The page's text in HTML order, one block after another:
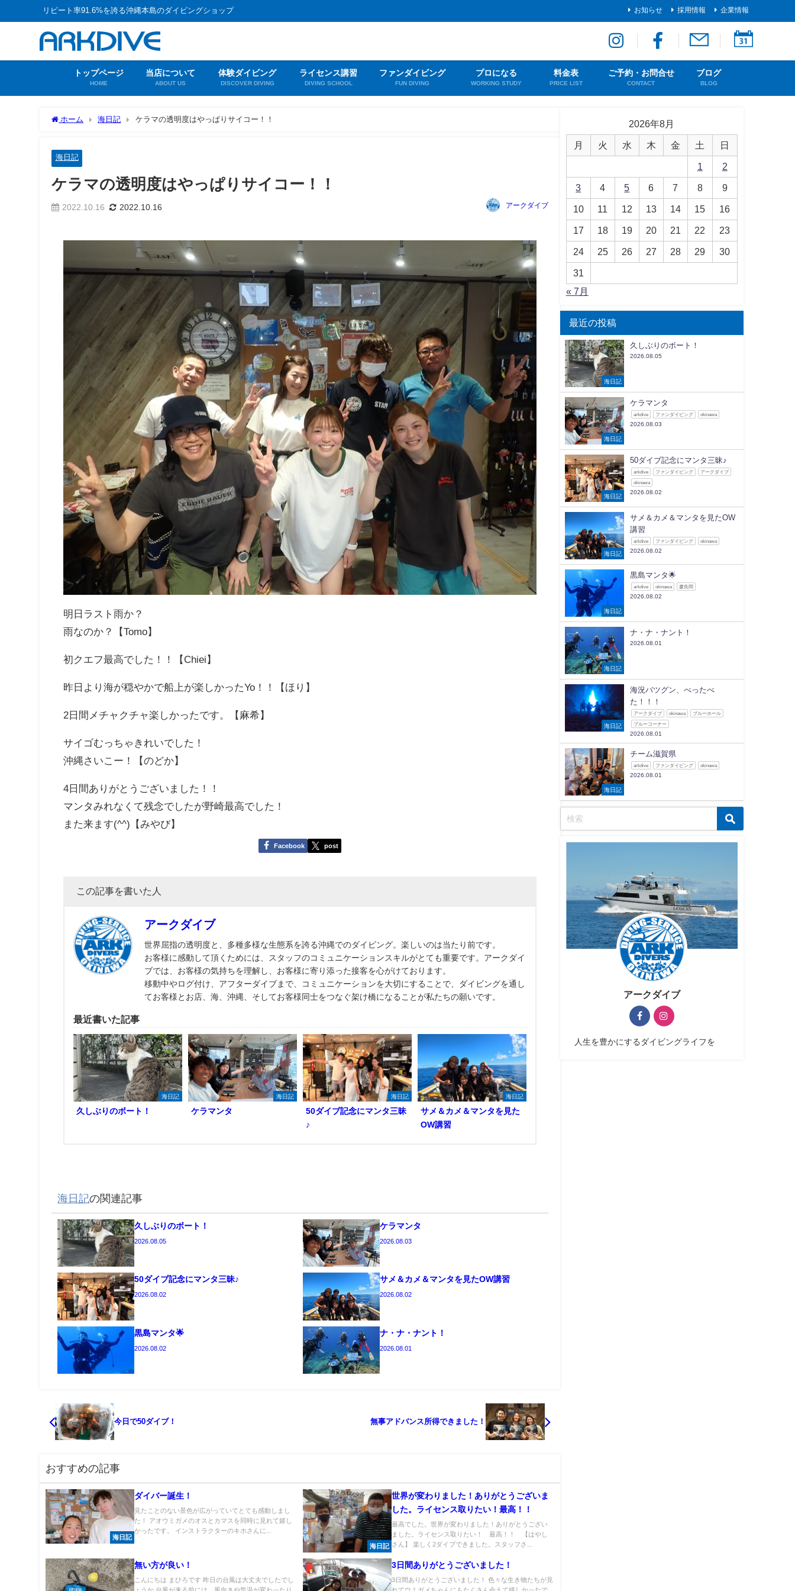
リピート率91.6%を誇る沖縄本島のダイビングショップ お知らせ 採用情報 企業情報
トップページ
HOME
当店について
ABOUT US
体験ダイビング
DISCOVER DIVING
ライセンス講習
DIVING SCHOOL
ファンダイビング
FUN DIVING
プロになる
WORKING STUDY
料金表
PRICE LIST
ご予約・お問合せ
CONTACT
ブログ
BLOG
ホーム 海日記 ケラマの透明度はやっぱりサイコー！！
海日記
ケラマの透明度はやっぱりサイコー！！
2022.10.16 2022.10.16 アークダイブ
明日ラスト雨か？
雨なのか？【Tomo】
初クエフ最高でした！！【Chiei】
昨日より海が穏やかで船上が楽しかったYo！！【ほり】
2日間メチャクチャ楽しかったです。【麻希】
サイゴむっちゃきれいでした！
沖縄さいこー！【のどか】
4日間ありがとうございました！！
マンタみれなくて残念でしたが野崎最高でした！
また来ます(^^)【みやび】
Facebook post
この記事を書いた人
アークダイブ
世界屈指の透明度と、多種多様な生態系を誇る沖縄でのダイビング。楽しいのは当たり前です。
お客様に感動して頂くためには、スタッフのコミュニケーションスキルがとても重要です。アークダイ
ブでは、お客様の気持ちを理解し、お客様に寄り添った接客を心がけております。
移動中やログ付け、アフターダイブまで、コミュニケーションを大切にすることで、ダイビングを通し
てお客様とお店、海、沖縄、そしてお客様同士をつなぐ架け橋になることが私たちの願いです。
最近書いた記事
海日記
久しぶりのボート！
海日記
ケラマンタ
海日記
50ダイブ記念にマンタ三昧
♪
海日記
サメ＆カメ＆マンタを見た
OW講習
海日記の関連記事
久しぶりのボート！
2026.08.05
ケラマンタ
2026.08.03
50ダイブ記念にマンタ三昧♪
2026.08.02
サメ＆カメ＆マンタを見たOW講習
2026.08.02
黒島マンタ🌟
2026.08.02
ナ・ナ・ナント！
2026.08.01
今日で50ダイブ！ 無事アドバンス所得できました！
おすすめの記事
海日記
ダイバー誕生！
見たことのない景色が広がっていてとても感動しまし
た！ アオウミガメのオスとカマスを同時に見れて嬉し
かったです。 インストラクターのキホさんに...
海日記
世界が変わりました！ありがとうございま
した。ライセンス取りたい！最高！！
最高でした。世界が変わりました！ありがとうござい
ました。ライセンス取りたい！ 最高！！ 【はやし
さん】 楽しく2ダイブできました。スタッフさ...
無い方が良い！
こんにちは まひろです 昨日の台風は大丈夫でしたでし
3日間ありがとうございました！
3日間ありがとうございました！ 色々な生き物たちが見
2026年8月
月 火 水 木 金 土 日
1 2
3 4 5 6 7 8 9
10 11 12 13 14 15 16
17 18 19 20 21 22 23
24 25 26 27 28 29 30
31
« 7月
最近の投稿
海日記
久しぶりのボート！
2026.08.05
海日記
ケラマンタ
arkdive ファンダイビング okinawa
2026.08.03
海日記
50ダイブ記念にマンタ三昧♪
arkdive ファンダイビング アークダイブ
okinawa
2026.08.02
海日記
サメ＆カメ＆マンタを見たOW
講習
arkdive ファンダイビング okinawa
2026.08.02
海日記
黒島マンタ🌟
arkdive okinawa 慶良間
2026.08.02
海日記
ナ・ナ・ナント！
2026.08.01
海日記
海況バツグン、べったべ
た！！！
アークダイブ okinawa ブルーホール
ブルーコーナー
2026.08.01
海日記
チーム滋賀県
arkdive ファンダイビング okinawa
2026.08.01
アークダイブ
人生を豊かにするダイビングライフを